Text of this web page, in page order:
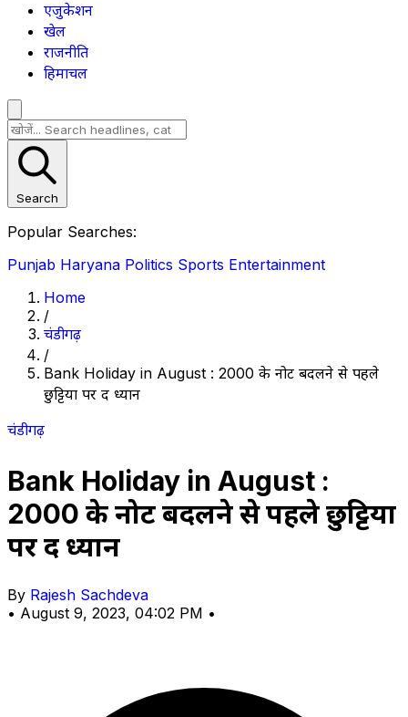
एजुकेशन
खेल
राजनीति
हिमाचल
Search
Popular Searches:
Punjab Haryana Politics Sports Entertainment
Home
/
चंडीगढ़
/
Bank Holiday in August : 2000 के नोट बदलने से पहले
छुट्टियों पर दें ध्यान
चंडीगढ़
Bank Holiday in August :
2000 के नोट बदलने से पहले छुट्टियों
पर दें ध्यान
By Rajesh Sachdeva
• August 9, 2023, 04:02 PM •